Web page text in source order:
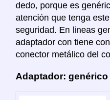
dedo, porque es
atención que tenga
seguridad. En lineas
adaptador con tiene
conector metálico del
Adaptador: genérico